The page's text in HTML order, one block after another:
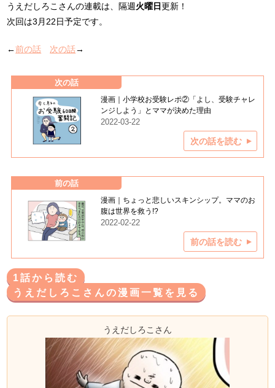
うえだしろこさんの連載は、隔週 火曜日更新！
次回は3月22日予定です。
←前の話 次の話→
次の話
漫画｜小学校お受験レポ②「よし、受験チャレ
ンジしよう」とママが決めた理由
2022-03-22
次の話を読む
前の話
漫画｜ちょっと悲しいスキンシップ。ママのお
腹は世界を救う!?
2022-02-22
前の話を読む
1話から読む
うえだしろこさんの漫画一覧を見る
うえだしろこさん